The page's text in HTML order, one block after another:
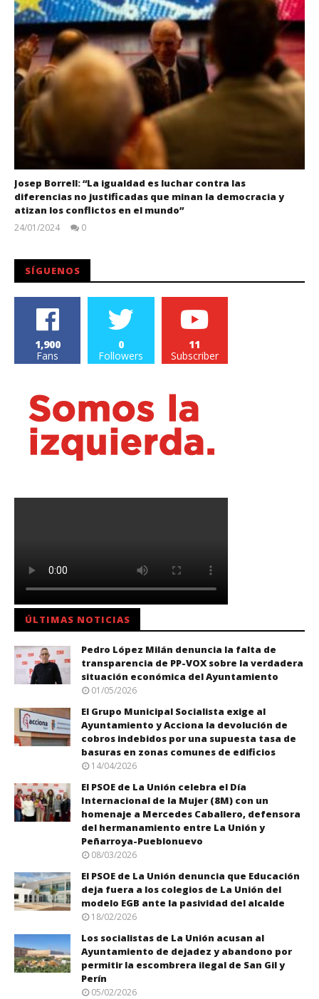
Josep Borrell: “La igualdad es luchar contra las
diferencias no justificadas que minan la democracia y
atizan los conflictos en el mundo”
24/01/2024
0
SÍGUENOS
1,900
Fans
0
Followers
11
Subscriber
ÚLTIMAS NOTICIAS
Pedro López Milán denuncia la falta de
transparencia de PP-VOX sobre la verdadera
situación económica del Ayuntamiento
01/05/2026
El Grupo Municipal Socialista exige al
Ayuntamiento y Acciona la devolución de
cobros indebidos por una supuesta tasa de
basuras en zonas comunes de edificios
14/04/2026
El PSOE de La Unión celebra el Día
Internacional de la Mujer (8M) con un
homenaje a Mercedes Caballero, defensora
del hermanamiento entre La Unión y
Peñarroya-Pueblonuevo
08/03/2026
El PSOE de La Unión denuncia que Educación
deja fuera a los colegios de La Unión del
modelo EGB ante la pasividad del alcalde
18/02/2026
Los socialistas de La Unión acusan al
Ayuntamiento de dejadez y abandono por
permitir la escombrera ilegal de San Gil y
Perín
05/02/2026